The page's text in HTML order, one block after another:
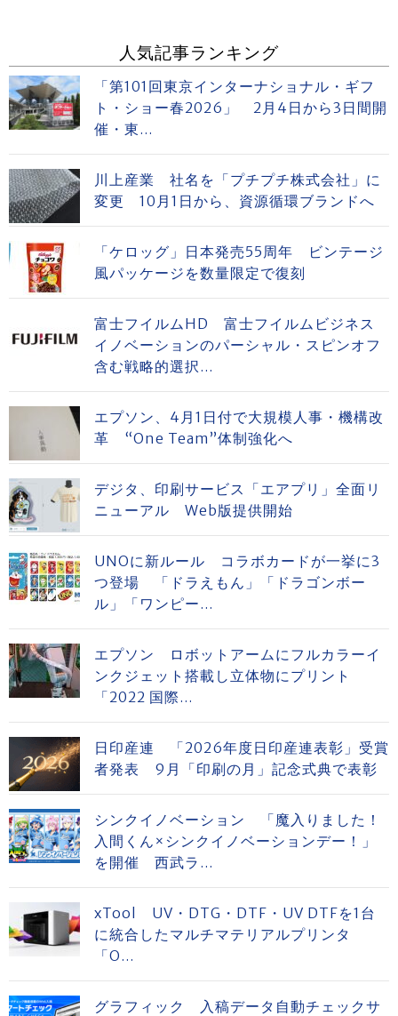
人気記事ランキング
「第101回東京インターナショナル・ギフ
ト・ショー春2026」 2月4日から3日間開
催・東...
川上産業 社名を「プチプチ株式会社」に
変更 10月1日から、資源循環ブランドへ
「ケロッグ」日本発売55周年 ビンテージ
風パッケージを数量限定で復刻
富士フイルムHD 富士フイルムビジネス
イノベーションのパーシャル・スピンオフ
含む戦略的選択...
エプソン、4月1日付で大規模人事・機構改
革 “One Team”体制強化へ
デジタ、印刷サービス「エアプリ」全面リ
ニューアル Web版提供開始
UNOに新ルール コラボカードが一挙に3
つ登場 「ドラえもん」「ドラゴンボー
ル」「ワンピー...
エプソン ロボットアームにフルカラーイ
ンクジェット搭載し立体物にプリント
「2022 国際...
日印産連 「2026年度日印産連表彰」受賞
者発表 9月「印刷の月」記念式典で表彰
シンクイノベーション 「魔入りました！
入間くん×シンクイノベーションデー！」
を開催 西武ラ...
xTool UV・DTG・DTF・UV DTFを1台
に統合したマルチマテリアルプリンタ
「O...
グラフィック 入稿データ自動チェックサ